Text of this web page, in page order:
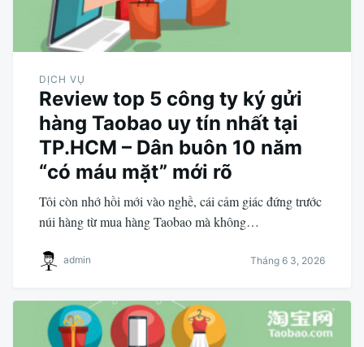
DỊCH VỤ
Review top 5 công ty ký gửi
hàng Taobao uy tín nhất tại
TP.HCM – Dân buôn 10 năm
“có máu mặt” mới rõ
Tôi còn nhớ hồi mới vào nghề, cái cảm giác đứng trước
núi hàng từ mua hàng Taobao mà không…
admin Tháng 6 3, 2026